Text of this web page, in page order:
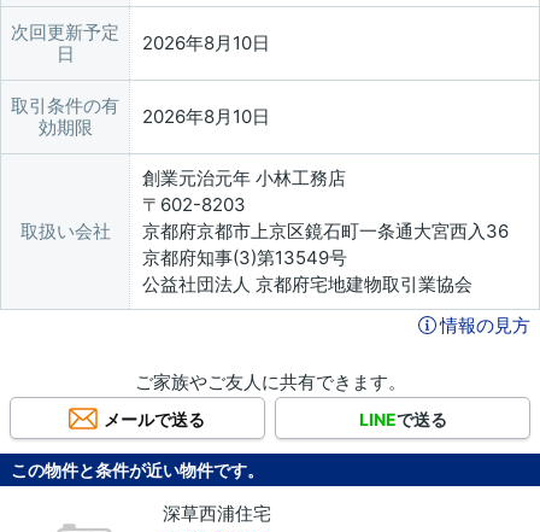
次回更新予定
日
2026年8月10日
取引条件の有
効期限
2026年8月10日
取扱い会社
創業元治元年 小林工務店
〒602-8203
京都府京都市上京区鏡石町一条通大宮西入36
京都府知事(3)第13549号
公益社団法人 京都府宅地建物取引業協会
情報の見方
ご家族やご友人に共有できます。
メールで送る LINEで送る
この物件と条件が近い物件です。
深草西浦住宅